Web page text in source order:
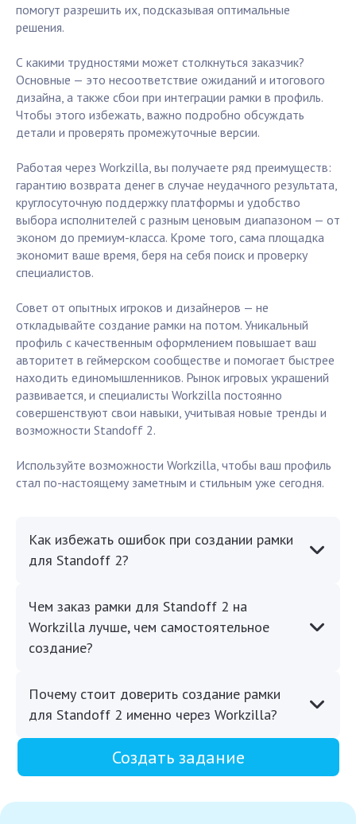
помогут разрешить их, подсказывая оптимальные
решения.
С какими трудностями может столкнуться заказчик?
Основные — это несоответствие ожиданий и итогового
дизайна, а также сбои при интеграции рамки в профиль.
Чтобы этого избежать, важно подробно обсуждать
детали и проверять промежуточные версии.
Работая через Workzilla, вы получаете ряд преимуществ:
гарантию возврата денег в случае неудачного результата,
круглосуточную поддержку платформы и удобство
выбора исполнителей с разным ценовым диапазоном — от
эконом до премиум-класса. Кроме того, сама площадка
экономит ваше время, беря на себя поиск и проверку
специалистов.
Совет от опытных игроков и дизайнеров — не
откладывайте создание рамки на потом. Уникальный
профиль с качественным оформлением повышает ваш
авторитет в геймерском сообществе и помогает быстрее
находить единомышленников. Рынок игровых украшений
развивается, и специалисты Workzilla постоянно
совершенствуют свои навыки, учитывая новые тренды и
возможности Standoff 2.
Используйте возможности Workzilla, чтобы ваш профиль
стал по-настоящему заметным и стильным уже сегодня.
Как избежать ошибок при создании рамки
для Standoff 2?
Чем заказ рамки для Standoff 2 на
Workzilla лучше, чем самостоятельное
создание?
Почему стоит доверить создание рамки
для Standoff 2 именно через Workzilla?
Создать задание